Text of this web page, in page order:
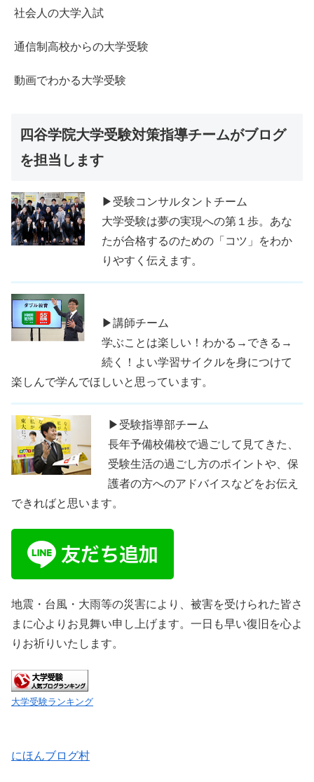
社会人の大学入試
通信制高校からの大学受験
動画でわかる大学受験
四谷学院大学受験対策指導チームがブログ
を担当します
▶受験コンサルタントチーム
大学受験は夢の実現への第１歩。あな
たが合格するのための「コツ」をわか
りやすく伝えます。
▶講師チーム
学ぶことは楽しい！わかる→できる→
続く！よい学習サイクルを身につけて
楽しんで学んでほしいと思っています。
▶受験指導部チーム
長年予備校備校で過ごして見てきた、
受験生活の過ごし方のポイントや、保
護者の方へのアドバイスなどをお伝え
できればと思います。
地震・台風・大雨等の災害により、被害を受けられた皆さ
まに心よりお見舞い申し上げます。一日も早い復旧を心よ
りお祈りいたします。
大学受験ランキング
にほんブログ村